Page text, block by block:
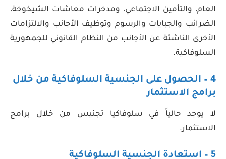
العام، والتأمين الاجتماعي، ومدخرات معاشات الشيخوخة،
الضرائب والجبايات والرسوم وتوظيف الأجانب والالتزامات
الأخرى الناشئة عن الأجانب من النظام القانوني للجمهورية
السلوفاكية.
4 – الحصول على الجنسية السلوفاكية من خلال
برامج الاستثمار
لا يوجد حالياً في سلوفاكيا تجنيس من خلال برامج
الاستثمار.
5 – استعادة الجنسية السلوفاكية